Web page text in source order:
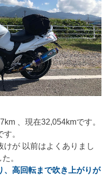
、現在32,054kmです。
。
けが 以前はよくありまし
。
、高回転まで吹き上がりが